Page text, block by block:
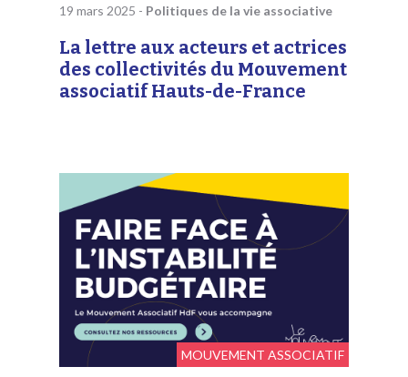
19 mars 2025 - Politiques de la vie associative
La lettre aux acteurs et actrices
des collectivités du Mouvement
associatif Hauts-de-France
MOUVEMENT ASSOCIATIF